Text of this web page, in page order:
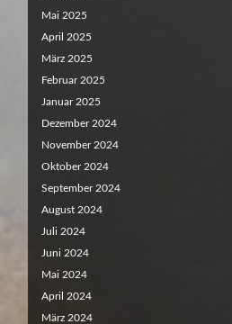
Mai 2025
April 2025
März 2025
Februar 2025
Januar 2025
Dezember 2024
November 2024
Oktober 2024
September 2024
August 2024
Juli 2024
Juni 2024
Mai 2024
April 2024
März 2024